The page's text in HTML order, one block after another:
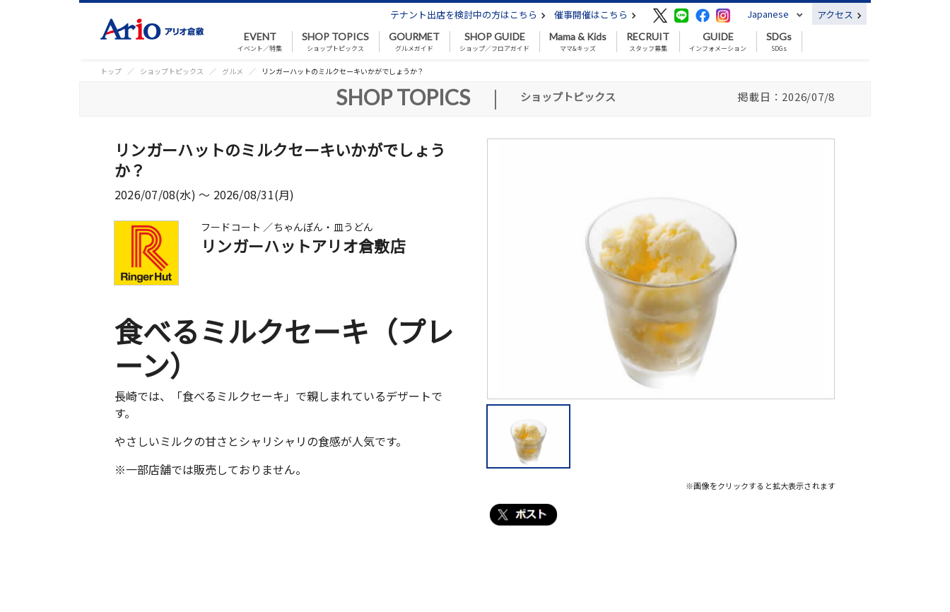
テナント出店を検討中の方はこちら 催事開催はこちら Japanese アクセス
EVENT
イベント／特集
SHOP TOPICS
ショップトピックス
GOURMET
グルメガイド
SHOP GUIDE
ショップ／フロアガイド
Mama & Kids
ママ&キッズ
RECRUIT
スタッフ募集
GUIDE
インフォメーション
SDGs
SDGs
トップ ショップトピックス グルメ リンガーハットのミルクセーキいかがでしょうか？
SHOP TOPICS | ショップトピックス 掲載日：2026/07/8
リンガーハットのミルクセーキいかがでしょう
か？
2026/07/08(水) 〜 2026/08/31(月)
※画像をクリックすると拡大表示されます
フードコート ／ちゃんぽん・皿うどん
リンガーハットアリオ倉敷店
食べるミルクセーキ（プレ
ーン）
長崎では、「食べるミルクセーキ」で親しまれているデザートで
す。
やさしいミルクの甘さとシャリシャリの食感が人気です。
※一部店舗では販売しておりません。